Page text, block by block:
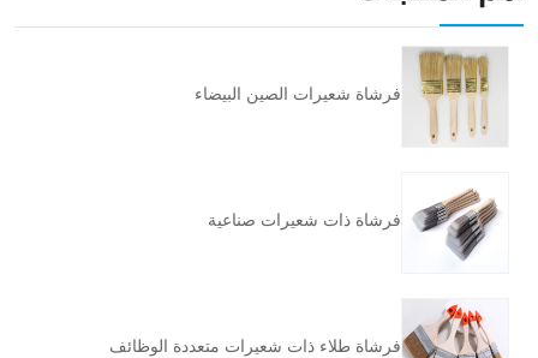
فرشاة شعيرات الصين البيضاء
فرشاة ذات شعيرات صناعية
فرشاة طلاء ذات شعيرات متعددة الوظائف